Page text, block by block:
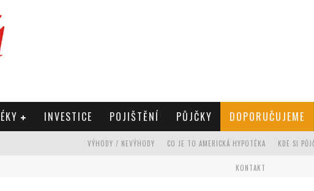
INVESTICE POJIŠTĚNÍ PŮJČKY DOPORUČUJEME
KDE SI
CO JE TO AMERICKÁ HYPOTÉKA
VÝHODY / NEVÝHODY
KONTAKT